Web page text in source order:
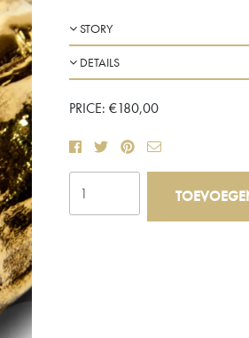
STORY
DETAILS
PRICE: €180,00
Presse-